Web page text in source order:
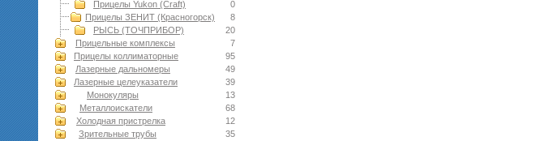
0
Прицелы Yukon (Craft)
8
Прицелы ЗЕНИТ (Красногорск)
20
РЫСЬ (ТОЧПРИБОР)
7
Прицельные комплексы
95
Прицелы коллиматорные
49
Лазерные дальномеры
39
Лазерные целеуказатели
13
Монокуляры
68
Металлоискатели
12
Холодная пристрелка
35
Зрительные трубы